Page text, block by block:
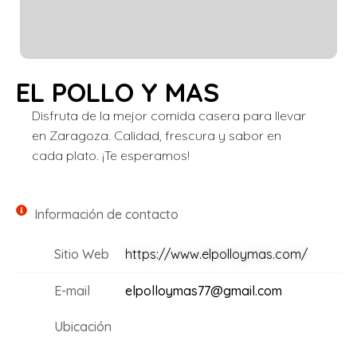
EL POLLO Y MAS
Disfruta de la mejor comida casera para llevar
en Zaragoza. Calidad, frescura y sabor en
cada plato. ¡Te esperamos!
Información de contacto
Sitio Web https://www.elpolloymas.com/
E-mail elpolloymas77@gmail.com
Ubicación